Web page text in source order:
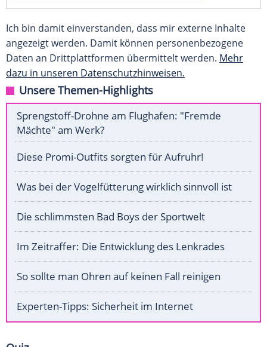
Ich bin damit einverstanden, dass mir externe Inhalte
angezeigt werden. Damit können personenbezogene
Daten an Drittplattformen übermittelt werden. Mehr
dazu in unseren Datenschutzhinweisen.
Unsere Themen-Highlights
Sprengstoff-Drohne am Flughafen: "Fremde
Mächte" am Werk?
Diese Promi-Outfits sorgten für Aufruhr!
Was bei der Vogelfütterung wirklich sinnvoll ist
Die schlimmsten Bad Boys der Sportwelt
Im Zeitraffer: Die Entwicklung des Lenkrades
So sollte man Ohren auf keinen Fall reinigen
Experten-Tipps: Sicherheit im Internet